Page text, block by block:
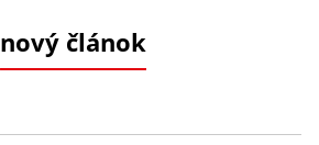
nový článok